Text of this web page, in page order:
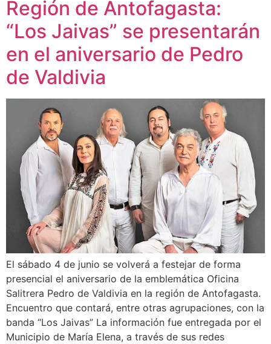
Región de Antofagasta:
“Los Jaivas” se presentarán
en el aniversario de Pedro
de Valdivia
El sábado 4 de junio se volverá a festejar de forma
presencial el aniversario de la emblemática Oficina
Salitrera Pedro de Valdivia en la región de Antofagasta.
Encuentro que contará, entre otras agrupaciones, con la
banda “Los Jaivas” La información fue entregada por el
Municipio de María Elena, a través de sus redes